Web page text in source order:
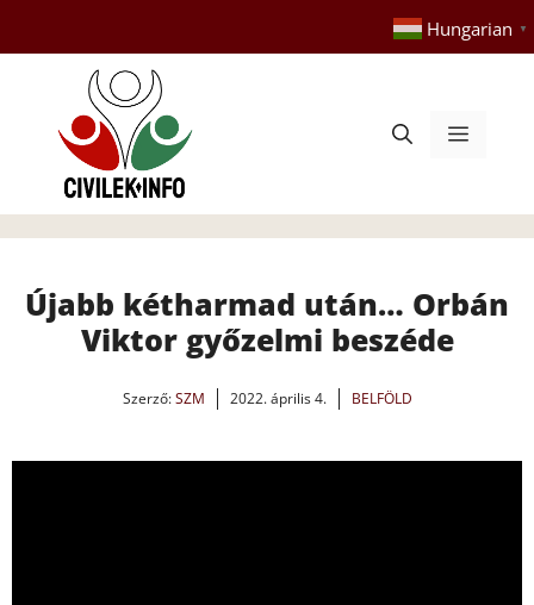
tartalomba
Hungarian ▼
Menü
Újabb kétharmad után… Orbán
Viktor győzelmi beszéde
Szerző:SZM 2022. április 4. BELFÖLD